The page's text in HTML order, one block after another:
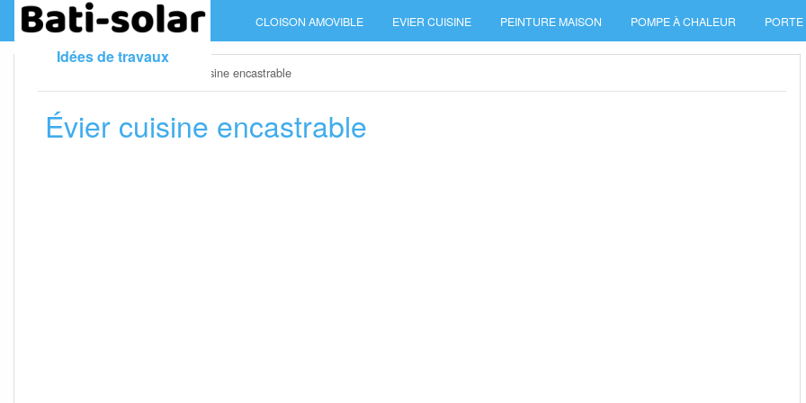
Skip
Idées de travaux
CLOISON AMOVIBLE EVIER CUISINE PEINTURE MAISON POMPE À CHALEUR
Évier cuisine encastrable
Évier cuisine encastrable